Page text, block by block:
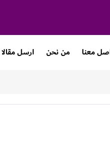
معنا من نحن ارسل مقالا